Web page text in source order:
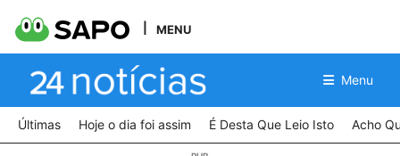
MENU
Menu
Últimas Hoje o dia foi assim É Desta Que Leio Isto Acho